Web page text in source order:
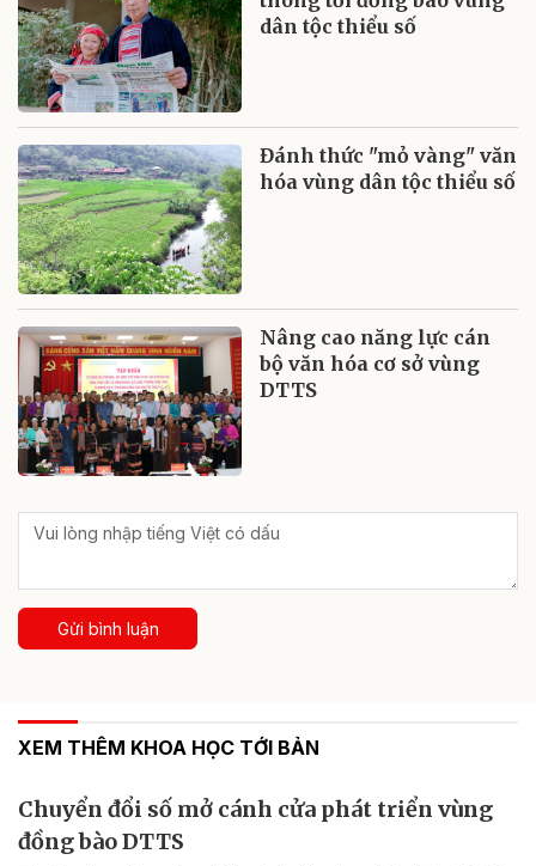
dân tộc thiểu số
Đánh thức "mỏ vàng" văn
hóa vùng dân tộc thiểu số
Nâng cao năng lực cán
bộ văn hóa cơ sở vùng
DTTS
Gửi bình luận
XEM THÊM KHOA HỌC TỚI BẢN
Chuyển đổi số mở cánh cửa phát triển vùng
đồng bào DTTS